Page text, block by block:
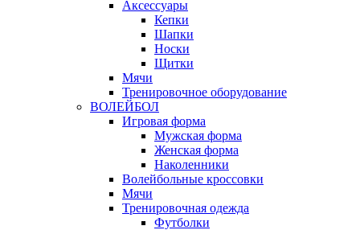
Аксессуары
Кепки
Шапки
Носки
Щитки
Мячи
Тренировочное оборудование
ВОЛЕЙБОЛ
Игровая форма
Мужская форма
Женская форма
Наколенники
Волейбольные кроссовки
Мячи
Тренировочная одежда
Футболки